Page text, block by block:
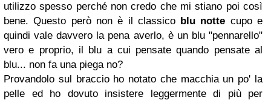
utilizzo spesso perché non credo che mi stiano poi così
bene. Questo però non è il classico blu notte cupo e
quindi vale davvero la pena averlo, è un blu "pennarello"
vero e proprio, il blu a cui pensate quando pensate al
blu... non fa una piega no?
Provandolo sul braccio ho notato che macchia un po' la
pelle ed ho dovuto insistere leggermente di più per